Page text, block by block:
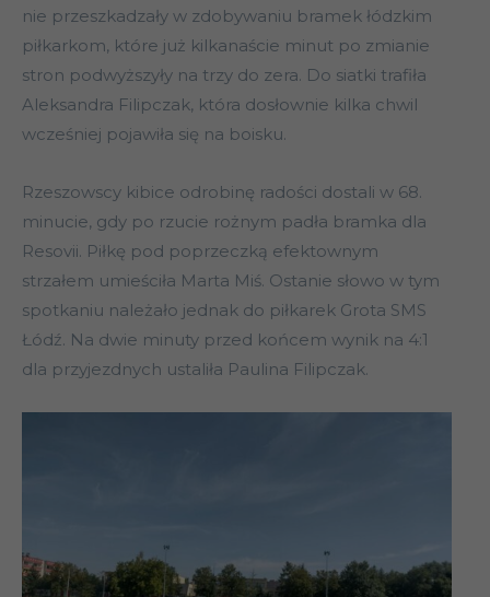
nie przeszkadzały w zdobywaniu bramek łódzkim
piłkarkom, które już kilkanaście minut po zmianie
stron podwyższyły na trzy do zera. Do siatki trafiła
Aleksandra Filipczak, która dosłownie kilka chwil
wcześniej pojawiła się na boisku.
Rzeszowscy kibice odrobinę radości dostali w 68.
minucie, gdy po rzucie rożnym padła bramka dla
Resovii. Piłkę pod poprzeczką efektownym
strzałem umieściła Marta Miś. Ostanie słowo w tym
spotkaniu należało jednak do piłkarek Grota SMS
Łódź. Na dwie minuty przed końcem wynik na 4:1
dla przyjezdnych ustaliła Paulina Filipczak.